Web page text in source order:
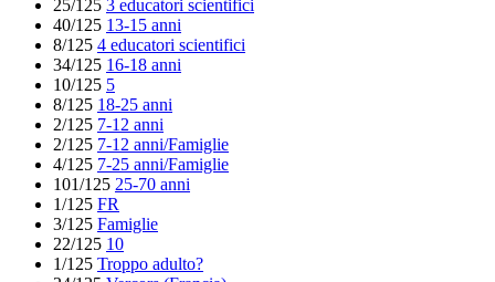
25/125 3 educatori scientifici
40/125 13-15 anni
8/125 4 educatori scientifici
34/125 16-18 anni
10/125 5
8/125 18-25 anni
2/125 7-12 anni
2/125 7-12 anni/Famiglie
4/125 7-25 anni/Famiglie
101/125 25-70 anni
1/125 FR
3/125 Famiglie
22/125 10
1/125 Troppo adulto?